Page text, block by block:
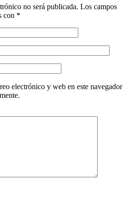
no será publicada. Los campos
con *
electrónico y web en este navegador